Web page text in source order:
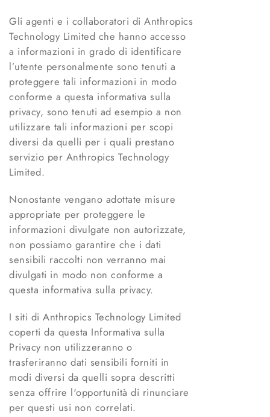
Gli agenti e i collaboratori di Anthropics
Technology Limited che hanno accesso
a informazioni in grado di identificare
l’utente personalmente sono tenuti a
proteggere tali informazioni in modo
conforme a questa informativa sulla
privacy, sono tenuti ad esempio a non
utilizzare tali informazioni per scopi
diversi da quelli per i quali prestano
servizio per Anthropics Technology
Limited.
Nonostante vengano adottate misure
appropriate per proteggere le
informazioni divulgate non autorizzate,
non possiamo garantire che i dati
sensibili raccolti non verranno mai
divulgati in modo non conforme a
questa informativa sulla privacy.
I siti di Anthropics Technology Limited
coperti da questa Informativa sulla
Privacy non utilizzeranno o
trasferiranno dati sensibili forniti in
modi diversi da quelli sopra descritti
senza offrire l'opportunità di rinunciare
per questi usi non correlati.